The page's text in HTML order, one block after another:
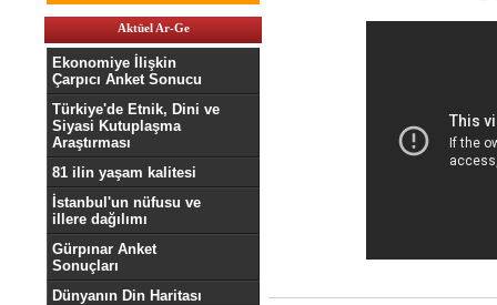
Aktüel Ar-Ge
Ekonomiye İlişkin
Çarpıcı Anket Sonucu
Türkiye'de Etnik, Dini ve
Siyasi Kutuplaşma
Araştırması
81 ilin yaşam kalitesi
İstanbul'un nüfusu ve
illere dağılımı
Gürpınar Anket
Sonuçları
Dünyanın Din Haritası